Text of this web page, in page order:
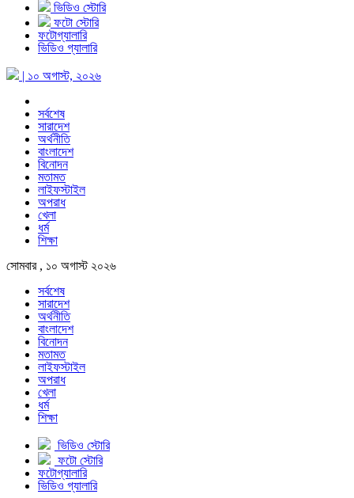
ভিডিও স্টোরি
ফটো স্টোরি
ফটোগ্যালারি
ভিডিও গ্যালারি
| ১০ অগাস্ট, ২০২৬
সর্বশেষ
সারাদেশ
অর্থনীতি
বাংলাদেশ
বিনোদন
মতামত
লাইফস্টাইল
অপরাধ
খেলা
ধর্ম
শিক্ষা
সোমবার , ১০ অগাস্ট ২০২৬
সর্বশেষ
সারাদেশ
অর্থনীতি
বাংলাদেশ
বিনোদন
মতামত
লাইফস্টাইল
অপরাধ
খেলা
ধর্ম
শিক্ষা
ভিডিও স্টোরি
ফটো স্টোরি
ফটোগ্যালারি
ভিডিও গ্যালারি